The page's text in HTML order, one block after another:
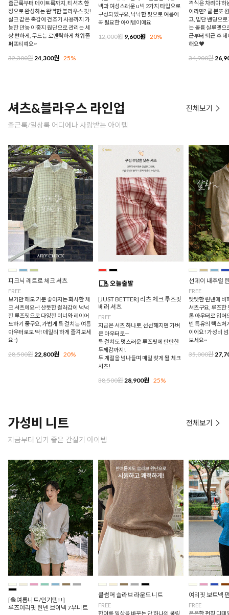
출근룩부터 데이트룩까지, 티셔츠 한
장으로 완성하는 완벽한 블라우스 핏!
실크 같은 촉감에 건조기 사용까지 가
능한 만능 이중지 원단으로 관리는 세
상 편하게, 무드는 로맨틱하게 채워줄
퍼프티예요~
32,300원24,300원 25%
넥과 여성스러운 u넥 2가지 타입으로
구성되었구요, 낙낙한 핏으로 여름에
꼭 필요한 아이템이에요
12,000원9,600원 20%
격식은 차려야 하
이라면? 쿨 분또
고, 밑단 밴딩으
는 볼륨 실루엣으
근부터 퇴근 후
해요♥
34,900원
셔츠&블라우스 라인업
출근룩/일상룩 어디에나 사랑받는 아이템
전체보기
피크닉 레트로 체크 셔츠
FREE
보기만 해도 기분 좋아지는 화사한 체
크 셔츠예요~! 산뜻한 컬러감에 넉넉
한 루즈핏으로 다양한 이너와 레이어
드하기 좋구요, 가볍게 툭 걸치는 여름
아우터로도 딱! 데일리 하게 즐겨보세
요 :)
28,500원 22,800원 20%
[JUST BETTER] 리츠 체크 루즈핏
베러 셔츠
FREE
지금은 셔츠 하나로, 선선해지면 가벼
운 아우터로—
툭 걸쳐도 멋스러운 루즈핏에 탄탄한
두께감까지!
두 계절을 넘나들며 매일 찾게 될 체크
셔츠!
38,500원28,900원 25%
선데이 내추럴
FREE
빳빳한 린넨에 비
셔츠구요, 루즈한
론 아우터로 입어
넨 특유의 텍스처
이에요! 가성비
보세요~
35,000원
가성비 니트
지금부터 입기 좋은 간절기 아이템
전체보기
[🧶여름니트/인기템!!]
루즈여리핏 린넨 브이넥 7부니트
쿨썸머 슬라브 라운드 니트
FREE
한여름 일상을 바꾸는 단 하나의 쿨링
여리핏 보트넥
FREE
은은한 펀칭 디테